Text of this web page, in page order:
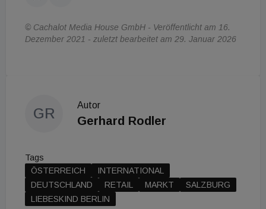
© Cachalot Media House GmbH - Veröffentlicht am 16.
Dezember 2021 - zuletzt bearbeitet am 29. Januar 2026
GR
Autor
Gerhard Rodler
Tags
ÖSTERREICH
INTERNATIONAL
DEUTSCHLAND
RETAIL MARKT
SALZBURG
LIEBESKIND BERLIN